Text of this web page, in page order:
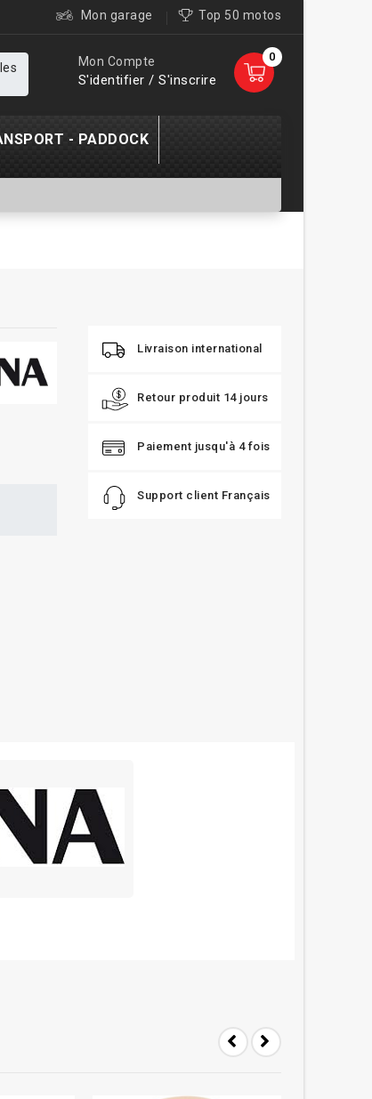
Mon garage Top 50 motos
0
Mon Compte
S'identifier / S'inscrire
- PADDOCK
Livraison international
Retour produit 14 jours
Paiement jusqu'à 4 fois
Support client Français